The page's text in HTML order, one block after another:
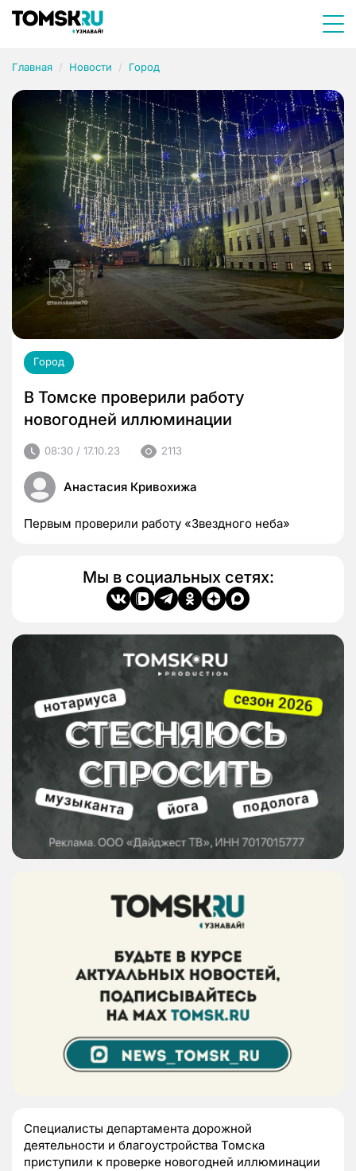
Главная Новости Город
Город
В Томске проверили работу
новогодней иллюминации
08:30 / 17.10.23 2113
Анастасия Кривохижа
Первым проверили работу «Звездного неба»
Мы в социальных сетях:
Специалисты департамента дорожной
деятельности и благоустройства Томска
приступили к проверке новогодней иллюминации